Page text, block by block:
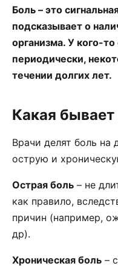
Боль – это
подсказывает о
организма. У кого-
периодически,
течении долгих лет.
Какая бывает
Врачи делят боль на
острую и
Острая боль – не
как правило,
причин (например,
др).
Хроническая боль –